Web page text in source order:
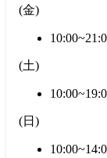
(金)
(土)
(日 )